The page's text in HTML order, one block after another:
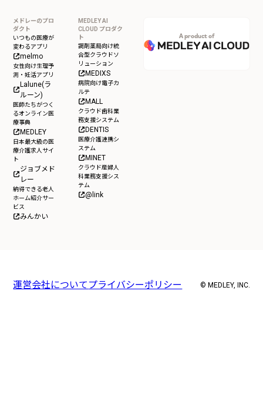
メドレーのプロ
ダクト
いつもの医療が
変わるアプリ
melmo
女性向け生理予
測・妊活アプリ
Lalune(ラ
ルーン)
医師たちがつく
るオンライン医
療事典
MEDLEY
日本最大級の医
療介護求人サイ
ト
ジョブメド
レー
納得できる老人
ホーム紹介サー
ビス
みんかい
MEDLEY AI
CLOUD プロダク
ト
調剤薬局向け統
合型クラウドソ
リューション
MEDIXS
病院向け電子カ
ルテ
MALL
クラウド歯科業
務支援システム
DENTIS
医療介護連携シ
ステム
MINET
クラウド産婦人
科業務支援シス
テム
@link
A product of
運営会社について プライバシーポリシー © MEDLEY, INC.